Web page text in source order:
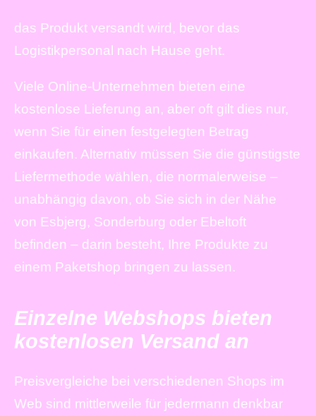
das Produkt versandt wird, bevor das
Logistikpersonal nach Hause geht.
Viele Online-Unternehmen bieten eine
kostenlose Lieferung an, aber oft gilt dies nur,
wenn Sie für einen festgelegten Betrag
einkaufen. Alternativ müssen Sie die günstigste
Liefermethode wählen, die normalerweise –
unabhängig davon, ob Sie sich in der Nähe
von Esbjerg, Sonderburg oder Ebeltoft
befinden – darin besteht, Ihre Produkte zu
einem Paketshop bringen zu lassen.
Einzelne Webshops bieten
kostenlosen Versand an
Preisvergleiche bei verschiedenen Shops im
Web sind mittlerweile für jedermann denkbar